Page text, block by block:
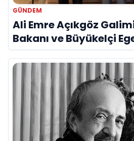
GÜNDEM
Ali Emre Açıkgöz
Bakanı ve Büyükelçi
Bir Araya Geldi